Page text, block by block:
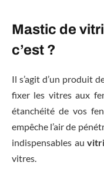
Mastic de
c’est ?
Il s’agit d’un produit
fixer les vitres aux
étanchéité de vos
empêche l’air de
indispensables au
vitres.